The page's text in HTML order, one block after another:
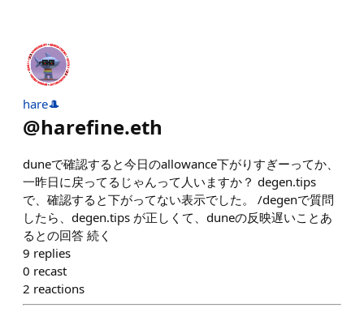
hare🎩
@harefine.eth
duneで確認すると今日のallowance下がりすぎーってか、
一昨日に戻ってるじゃんって人いますか？ degen.tips
で、確認すると下がってない表示でした。 /degenで質問
したら、degen.tips が正しくて、duneの反映遅いことあ
るとの回答 続く
9 replies
0 recast
2 reactions